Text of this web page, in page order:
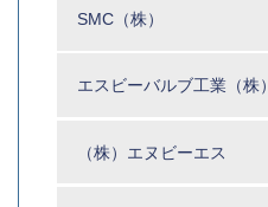
SMC（株）
エスビーバルブ工業（株）
（株）エヌビーエス